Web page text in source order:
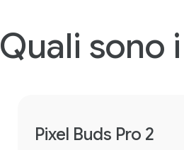
Quali sono
Pixel Buds Pro 2